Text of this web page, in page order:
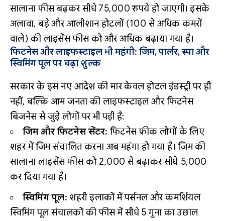
सालाना फीस बढ़कर सीधे 75,000 रुपये हो जाएगी। इसके
अलावा, बड़े और आलीशान होटलों (100 से अधिक कमरों
वाले) की लाइसेंस फीस को और अधिक बढ़ाया गया है।
फिटनेस और लाइफस्टाइल भी महंगी: जिम, पार्लर, स्पा और
स्विमिंग पूल पर बढ़ा शुल्क
सरकार के इस नए आदेश की मार केवल होटल इंडस्ट्री पर ही
नहीं, बल्कि आम जनता की लाइफस्टाइल और फिटनेस
बिजनेस से जुड़े लोगों पर भी पड़ी है:
जिम और फिटनेस सेंटर: फिटनेस फ्रीक लोगों के लिए
शहर में जिम संचालित करना अब महंगा हो गया है। जिम की
सालाना लाइसेंस फीस को ₹2,000 से बढ़ाकर सीधे ₹5,000
कर दिया गया है।
स्विमिंग पूल: शहरी इलाकों में पर्सनल और कमर्शियल
स्विमिंग पूल संचालकों की फीस में सीधे 5 गुना का उछाल